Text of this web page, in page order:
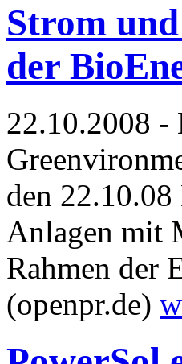
Strom
der
22.10.2008 -
den
Anlagen mit
Rahmen der
(openpr.de)